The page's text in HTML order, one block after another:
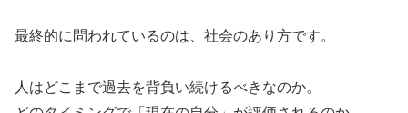
最終的に問われているのは、社会のあり方です。
人はどこまで過去を背負い続けるべきなのか。